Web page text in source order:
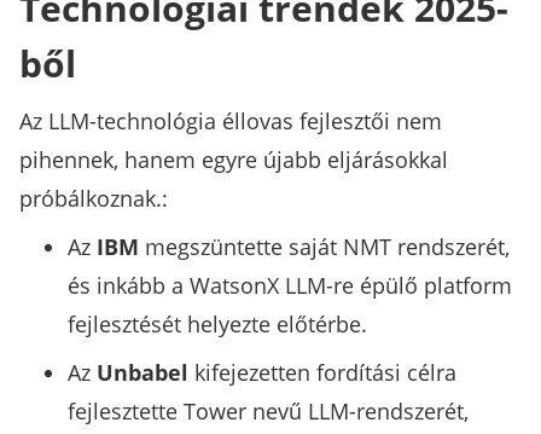
ből
Az LLM-technológia éllovas fejlesztői nem
pihennek, hanem egyre újabb eljárásokkal
próbálkoznak.:
Az IBM megszüntette saját NMT rendszerét,
és inkább a WatsonX LLM-re épülő platform
fejlesztését helyezte előtérbe.
Az Unbabel kifejezetten fordítási célra
fejlesztette Tower nevű LLM-rendszerét,